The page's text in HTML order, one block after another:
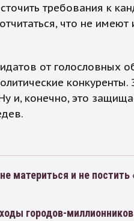
требования к
что не
от голословных
конкуренты.
и, конечно, это
материться и не
городов-миллионников